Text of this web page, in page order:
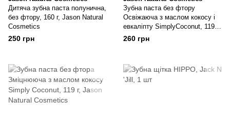
Дитяча зубна паста полунична,
без фтору, 160 г, Jason Natural
Cosmetics
250 грн
Зубна паста без фтору
Освіжаюча з маслом кокосу і
евкаліпту SimplyCoconut, 119 г,
Jason Natural Cosmetics
260 грн